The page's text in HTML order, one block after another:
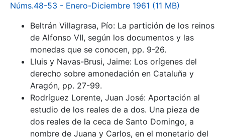
Núms.48-53 - Enero-Diciembre 1961 (11 MB)
Beltrán Villagrasa, Pío: La partición de los reinos
de Alfonso VII, según los documentos y las
monedas que se conocen, pp. 9-26.
Lluis y Navas-Brusi, Jaime: Los orígenes del
derecho sobre amonedación en Cataluña y
Aragón, pp. 27-99.
Rodríguez Lorente, Juan José: Aportación al
estudio de los reales de a dos. Una pieza de
dos reales de la ceca de Santo Domingo, a
nombre de Juana y Carlos, en el monetario del